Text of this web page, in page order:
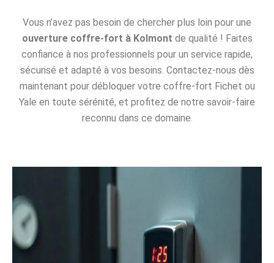
Vous n’avez pas besoin de chercher plus loin pour une
ouverture coffre-fort à Kolmont de qualité ! Faites
confiance à nos professionnels pour un service rapide,
sécurisé et adapté à vos besoins. Contactez-nous dès
maintenant pour débloquer votre coffre-fort Fichet ou
Yale en toute sérénité, et profitez de notre savoir-faire
reconnu dans ce domaine.